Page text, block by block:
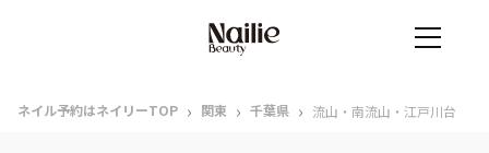
ネイル予約はネイリーTOP › 関東 › 千葉県 › 流山・南流山・江戸川台